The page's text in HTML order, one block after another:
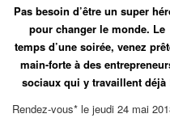
Pas besoin d’être un super
pour changer le monde. Le
temps d’une soirée, venez
main-forte à des
sociaux qui y travaillent déjà
Rendez-vous* le jeudi 24 mai